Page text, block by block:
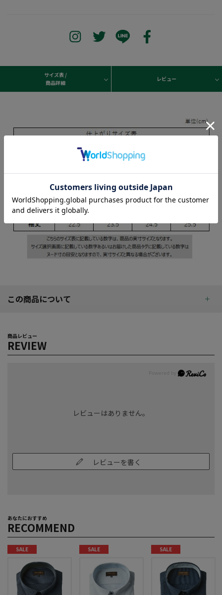
サイズ表 /
商品詳細
レビュー
この商品について
商品レビュー
REVIEW
レビューはありません。
レビューを書く
あなたにおすすめ
RECOMMEND
SALE SALE SALE